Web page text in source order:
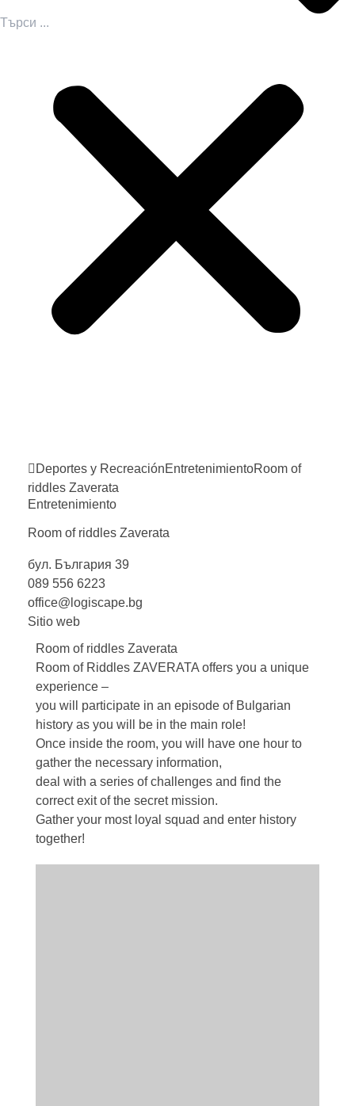
Deportes y RecreaciónEntretenimientoRoom of
riddles Zaverata
Entretenimiento
Room of riddles Zaverata
бул. България 39
089 556 6223
office@logiscape.bg
Sitio web
Room of riddles Zaverata
Room of Riddles ZAVERATA offers you a unique
experience –
you will participate in an episode of Bulgarian
history as you will be in the main role!
Once inside the room, you will have one hour to
gather the necessary information,
deal with a series of challenges and find the
correct exit of the secret mission.
Gather your most loyal squad and enter history
together!